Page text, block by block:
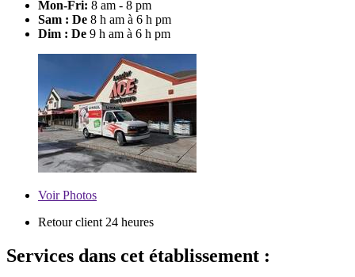
Mon-Fri: 8 am - 8 pm
Sam : De 8 h am à 6 h pm
Dim : De 9 h am à 6 h pm
VoirPhotos
Retour client 24 heures
Services dans cet établissement :